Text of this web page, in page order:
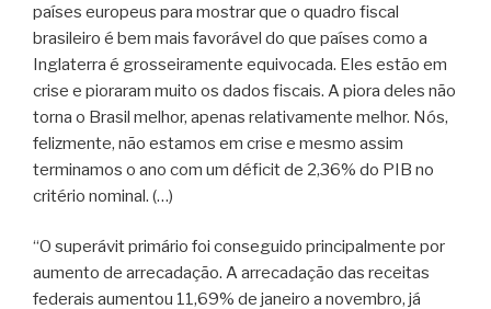
países europeus para mostrar que o quadro fiscal
brasileiro é bem mais favorável do que países como a
Inglaterra é grosseiramente equivocada. Eles estão em
crise e pioraram muito os dados fiscais. A piora deles não
torna o Brasil melhor, apenas relativamente melhor. Nós,
felizmente, não estamos em crise e mesmo assim
terminamos o ano com um déficit de 2,36% do PIB no
critério nominal. (…)
“O superávit primário foi conseguido principalmente por
aumento de arrecadação. A arrecadação das receitas
federais aumentou 11,69% de janeiro a novembro, já